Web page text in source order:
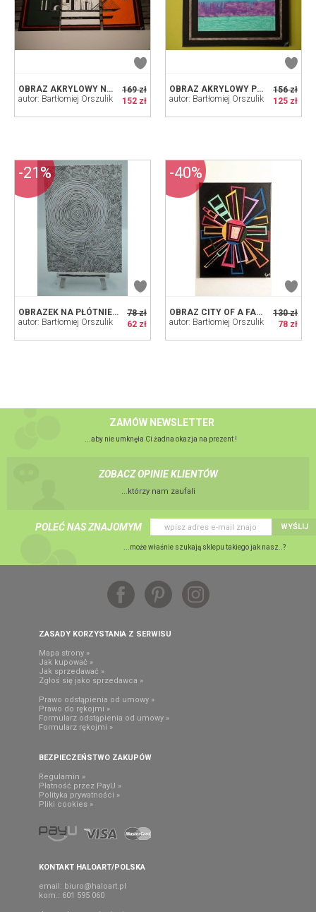
169 zł
152 zł
OBRAZ AKRYLOWY NA PŁÓTNACH DUB TOWN
autor: Bartłomiej Orszulik
156 zł
125 zł
OBRAZ AKRYLOWY PT. GHOST TOWN
autor: Bartłomiej Orszulik
78 zł
62 zł
OBRAZEK NA PŁÓTNIE PT. ROOTS
autor: Bartłomiej Orszulik
-21%
130 zł
78 zł
OBRAZ CITY OF A FALLEN ANGELS
autor: Bartłomiej Orszulik
-40%
ZAMÓW NEWSLETTER
...aby nie umknęła Ci żadna okazja na prezent !
ZOBACZ OPINIE KLIENTÓW
...którzy nam zaufali
POLEĆ NAS ZNAJOMYM WYŚLIJ
...może właśnie szukają sklepu takiego jak nasz..?
ZASADY KORZYSTANIA Z SERWISU
Mapa strony »
Jak kupować »
Jak sprzedawać »
Zgłoś się jako sprzedawca »
Prawo odstąpienia od umowy »
Prawo do rękojmi »
Formularz odstąpienia od umowy »
Formularz rękojmi »
BEZPIECZEŃSTWO ZAKUPÓW
Regulamin »
Płatność przez PayU »
Polityka prywatności »
Pliki cookies »
KONTAKT HALOART/POLSKA
email: biuro@haloart.pl
kom.: 601 595 060